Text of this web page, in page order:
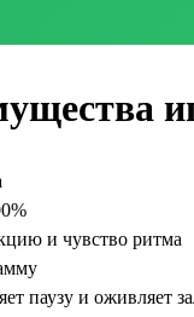
и чувство ритма
паузу и оживляет